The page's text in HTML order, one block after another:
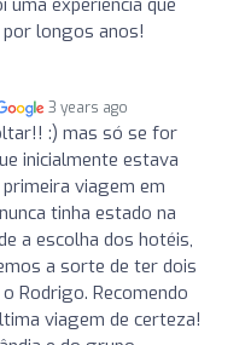
longos anos!
3 years ago
:) mas só se for
inicialmente estava
viagem em
tinha estado na
a escolha dos hotéis,
a sorte de ter dois
Rodrigo. Recomendo
viagem de certeza!